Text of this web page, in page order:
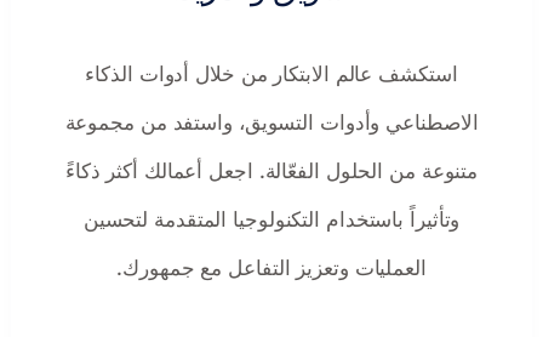
استكشف عالم الابتكار من خلال أدوات الذكاء
الاصطناعي وأدوات التسويق، واستفد من مجموعة
متنوعة من الحلول الفعّالة. اجعل أعمالك أكثر ذكاءً
وتأثيراً باستخدام التكنولوجيا المتقدمة لتحسين
العمليات وتعزيز التفاعل مع جمهورك.